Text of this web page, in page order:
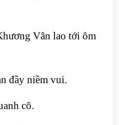
Vân lao tới ôm
đầy niềm vui.
cô.